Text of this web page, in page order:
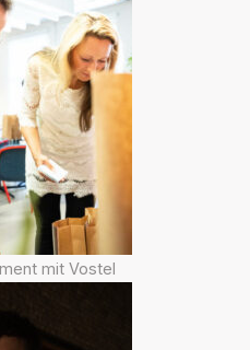
mit Vostel